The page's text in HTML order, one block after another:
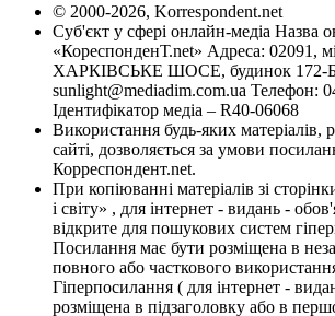
© 2000-2026, Korrespondent.net
Суб'єкт у сфері онлайн-медіа Назва
«КореспонденТ.net» Адреса: 02091,
ХАРКІВСЬКЕ ШОСЕ, будинок 172-Б,
sunlight@mediadim.com.ua Телефон:
Ідентифікатор медіа – R40-06068
Використання будь-яких матеріалів,
сайті, дозволяється за умови
Корреспондент.net.
При копіюванні матеріалів зі
і світу» , для інтернет - видань -
відкрите для пошукових систем
Посилання має бути розміщена в
повного або часткового
Гіперпосилання ( для інтернет -
розміщена в підзаголовку або в